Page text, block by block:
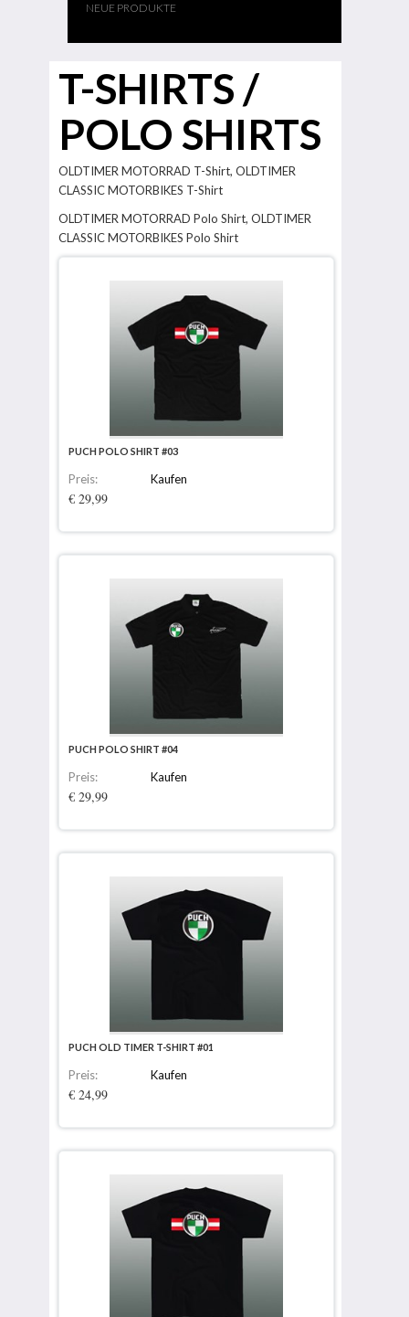
NEUE PRODUKTE
T-SHIRTS /
POLO SHIRTS
OLDTIMER MOTORRAD T-Shirt, OLDTIMER
CLASSIC MOTORBIKES T-Shirt
OLDTIMER MOTORRAD Polo Shirt, OLDTIMER
CLASSIC MOTORBIKES Polo Shirt
PUCH POLO SHIRT #03
Preis:
€ 29,99
Kaufen
PUCH POLO SHIRT #04
Preis:
€ 29,99
Kaufen
PUCH OLD TIMER T-SHIRT #01
Preis:
€ 24,99
Kaufen